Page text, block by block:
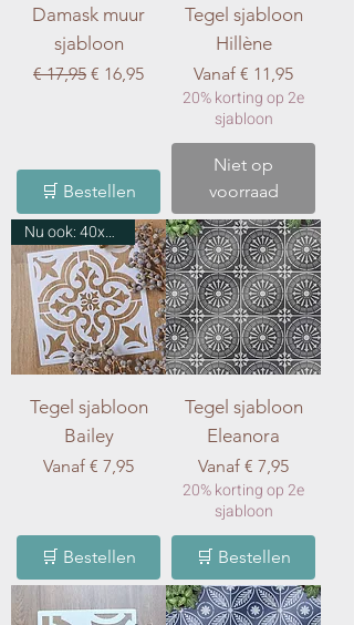
Damask muur
sjabloon
Normale prijs
€ 17,95 Verkoopprijs
€ 16,95
🛒 Bestellen
Tegel sjabloon
Hillène
Vanaf € 11,95
Verkoopprijs
20% korting op 2e
sjabloon
Niet op
voorraad
Nu ook: 40x40 cm en 50x50 cm
Tegel sjabloon
Bailey
Vanaf € 7,95
Verkoopprijs
🛒 Bestellen
Tegel sjabloon
Eleanora
Vanaf € 7,95
Verkoopprijs
20% korting op 2e
sjabloon
🛒 Bestellen